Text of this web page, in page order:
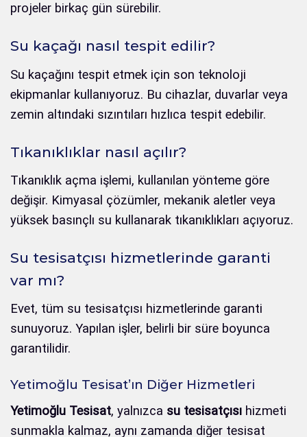
projeler birkaç gün sürebilir.
Su kaçağı nasıl tespit edilir?
Su kaçağını tespit etmek için son teknoloji
ekipmanlar kullanıyoruz. Bu cihazlar, duvarlar veya
zemin altındaki sızıntıları hızlıca tespit edebilir.
Tıkanıklıklar nasıl açılır?
Tıkanıklık açma işlemi, kullanılan yönteme göre
değişir. Kimyasal çözümler, mekanik aletler veya
yüksek basınçlı su kullanarak tıkanıklıkları açıyoruz.
Su tesisatçısı hizmetlerinde garanti
var mı?
Evet, tüm su tesisatçısı hizmetlerinde garanti
sunuyoruz. Yapılan işler, belirli bir süre boyunca
garantilidir.
Yetimoğlu Tesisat’ın Diğer Hizmetleri
Yetimoğlu Tesisat, yalnızca su tesisatçısı hizmeti
sunmakla kalmaz, aynı zamanda diğer tesisat